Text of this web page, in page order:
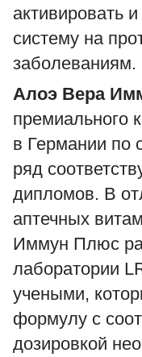
активировать
систему на
заболеваниям.
Алоэ Вера
премиального
в Германии по
ряд
дипломов. В
аптечных
Иммун Плюс
лаборатории
учеными,
формулу с
дозировкой